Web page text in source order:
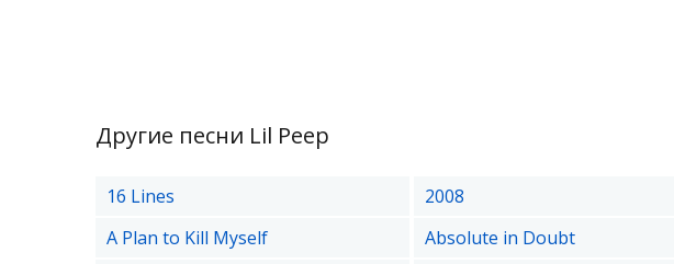
Другие песни Lil Peep
16 Lines 2008
A Plan to Kill Myself
Absolute in Doubt